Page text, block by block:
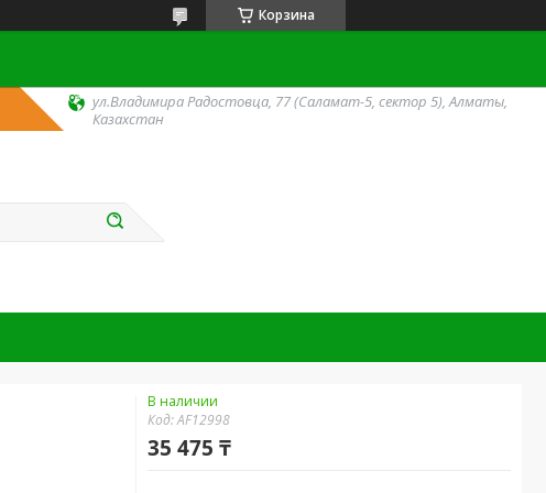
Корзина
ул.Владимира Радостовца, 77 (Саламат-5, сектор 5), Алматы,
Казахстан
В наличии
Код:AF12998
35 475 ₸